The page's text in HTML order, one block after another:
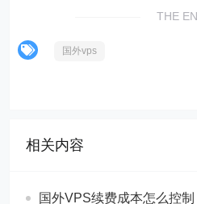
THE
国外vps
相关内容
国外VPS续费成本怎么控